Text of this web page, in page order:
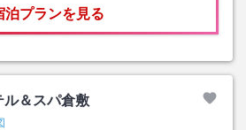
泊プランを見る
ル＆スパ倉敷